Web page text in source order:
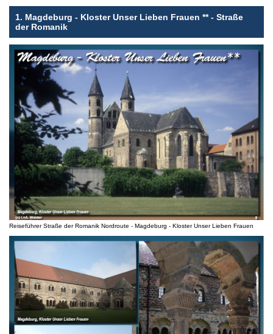
1. Magdeburg - Kloster Unser Lieben Frauen ** - Straße
der Romanik
Reiseführer Straße der Romanik Nordroute - Magdeburg - Kloster Unser Lieben Frauen